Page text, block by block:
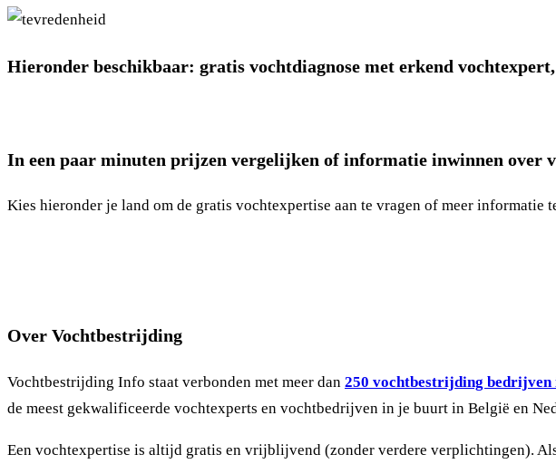
Hieronder beschikbaar: gratis vochtdiagnose met erkend
In een paar minuten prijzen vergelijken of informatie inwinnen over
Kies hieronder je land om de gratis vochtexpertise aan te vragen of meer informatie
Over Vochtbestrijding
Vochtbestrijding Info staat verbonden met meer dan 250 vochtbestrijding bedrijven
de meest gekwalificeerde vochtexperts en vochtbedrijven in je buurt in België en
Een vochtexpertise is altijd gratis en vrijblijvend (zonder verdere verplichtingen).